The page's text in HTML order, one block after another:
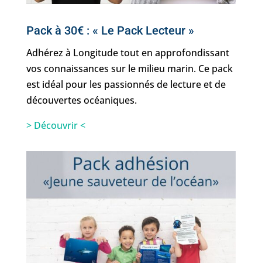
Pack à 30€ : « Le Pack Lecteur »
Adhérez à Longitude tout en approfondissant
vos connaissances sur le milieu marin. Ce pack
est idéal pour les passionnés de lecture et de
découvertes océaniques.
> Découvrir <